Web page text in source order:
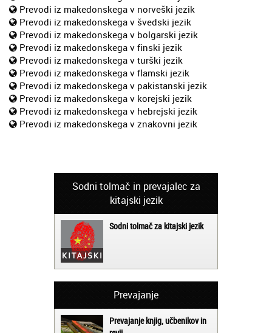
Prevodi iz makedonskega v norveški jezik
Prevodi iz makedonskega v švedski jezik
Prevodi iz makedonskega v bolgarski jezik
Prevodi iz makedonskega v finski jezik
Prevodi iz makedonskega v turški jezik
Prevodi iz makedonskega v flamski jezik
Prevodi iz makedonskega v pakistanski jezik
Prevodi iz makedonskega v korejski jezik
Prevodi iz makedonskega v hebrejski jezik
Prevodi iz makedonskega v znakovni jezik
Sodni tolmač in prevajalec za
kitajski jezik
Sodni tolmač za kitajski jezik
Prevajanje
Prevajanje knjig, učbenikov in